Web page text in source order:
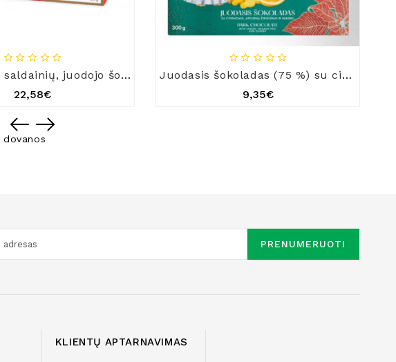
Šokoladinių saldainių, juodojo šokolado ir dražė kolekcija „Žiemos pasaka“
22,58€
Juodasis šokoladas (75 %) su citrinomis, apelsinų žievelėmis ir imbieru
9,35€
dovanos
PRENUMERUOTI
KLIENTŲ APTARNAVIMAS